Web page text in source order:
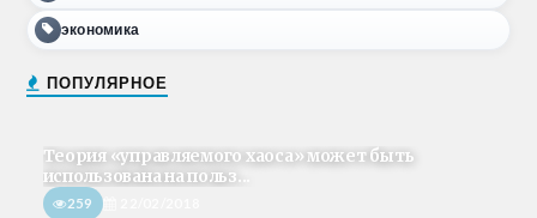
экономика
ПОПУЛЯРНОЕ
Теория «управляемого хаоса» может быть
использована на польз...
259